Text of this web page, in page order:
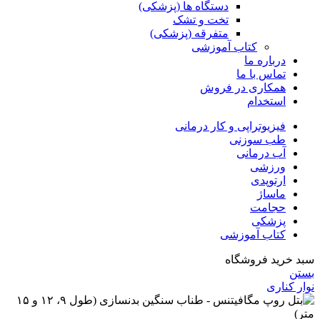
دستگاه ها (پزشکی)
تخت و تشک
متفرقه (پزشکی)
کتاب آموزشی
درباره ما
تماس با ما
همکاری در فروش
استخدام
فیزیوتراپی و کار درمانی
طب سوزنی
آب درمانی
ورزشی
ارتوپدی
ماساژ
حجامت
پزشکی
کتاب آموزشی
سبد خرید فروشگاه
بستن
نوار کناری